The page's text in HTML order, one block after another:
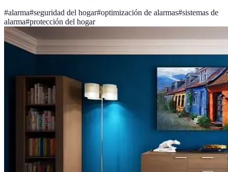
#alarma#seguridad del hogar#optimización de alarmas#sistemas de
alarma#protección del hogar